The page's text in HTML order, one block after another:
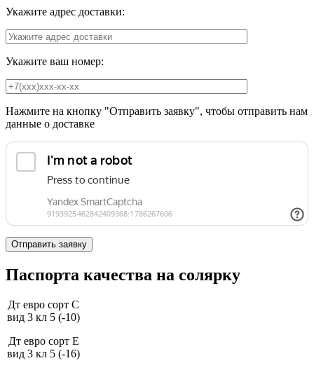
Укажите адрес доставки:
Укажите ваш номер:
Нажмите на кнопку "Отправить заявку", чтобы отправить нам
данные о доставке
Паспорта качества на солярку
Дт евро сорт С
вид 3 кл 5 (-10)
Дт евро сорт Е
вид 3 кл 5 (-16)